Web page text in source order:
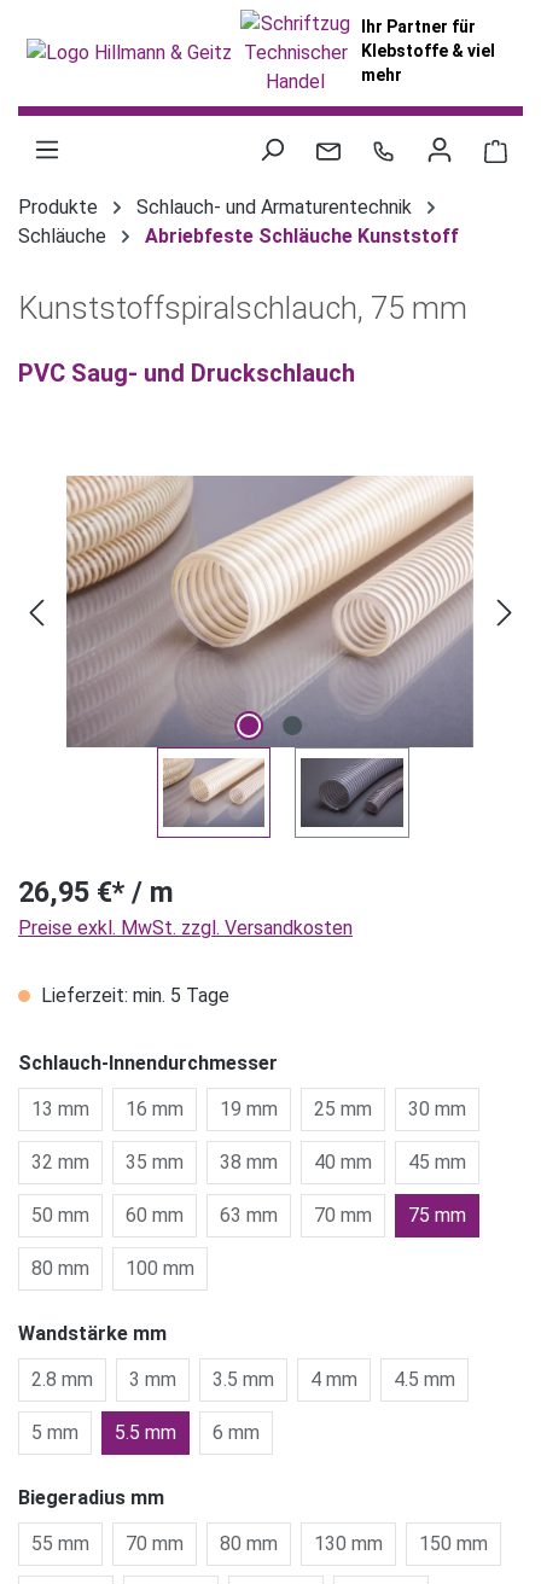
Ihr Partner für
Klebstoffe & viel
mehr
Produkte
Schlauch- und Armaturentechnik
Schläuche
Abriebfeste Schläuche Kunststoff
Kunststoffspiralschlauch, 75 mm
PVC Saug- und Druckschlauch
Bildergalerie überspringen
26,95 €* / m
Preise exkl. MwSt. zzgl. Versandkosten
Lieferzeit: min. 5 Tage
Schlauch-Innendurchmesser
13 mm
16 mm 19 mm 25 mm 30 mm
32 mm 35 mm 38 mm 40 mm 45 mm
50 mm 60 mm 63 mm 70 mm 75 mm
80 mm 100 mm
Wandstärke mm
2.8 mm
3 mm 3.5 mm 4 mm 4.5 mm
5 mm 5.5 mm 6 mm
Biegeradius mm
55 mm
70 mm 80 mm 130 mm 150 mm